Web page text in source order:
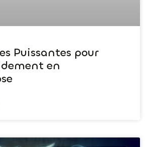
Puissantes pour
en